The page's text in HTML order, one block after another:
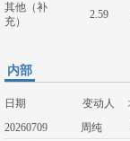
其他（补
充）
2.59
内部
日期 变动人
20260709
周纯